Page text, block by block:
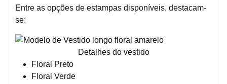
Entre as opções de estampas disponíveis, destacam-
se:
Detalhes do vestido
Floral Preto
Floral Verde